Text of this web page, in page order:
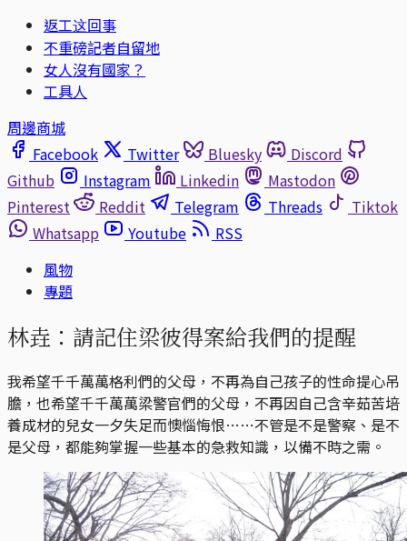
返工这回事
不重磅記者自留地
女人沒有國家？
工具人
周邊商城
Facebook
Twitter Bluesky
Discord
Github
Instagram Linkedin
Mastodon
Pinterest
Reddit Telegram Threads
Tiktok
Whatsapp
Youtube
RSS
風物
專題
林垚：請記住梁彼得案給我們的提醒
我希望千千萬萬格利們的父母，不再為自己孩子的性命提心吊
膽，也希望千千萬萬梁警官們的父母，不再因自己含辛茹苦培
養成材的兒女一夕失足而懊惱悔恨……不管是不是警察、是不
是父母，都能夠掌握一些基本的急救知識，以備不時之需。